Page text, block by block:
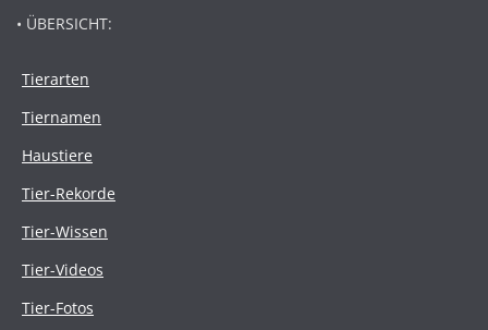
• ÜBERSICHT:
Tierarten
Tiernamen
Haustiere
Tier-Rekorde
Tier-Wissen
Tier-Videos
Tier-Fotos